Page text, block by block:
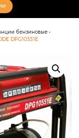
бензиновые •
DPG10551E